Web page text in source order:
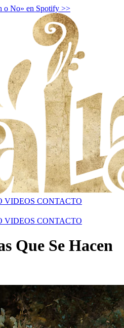
o No» en Spotify >>
VIDEOS CONTACTO
VIDEOS CONTACTO
Que Se Hacen